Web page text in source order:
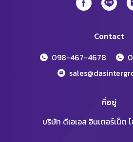
Contact
098-467-4678
ที่อยู่
บริษัท ดีเอเอส อินเตอร์เน็ต